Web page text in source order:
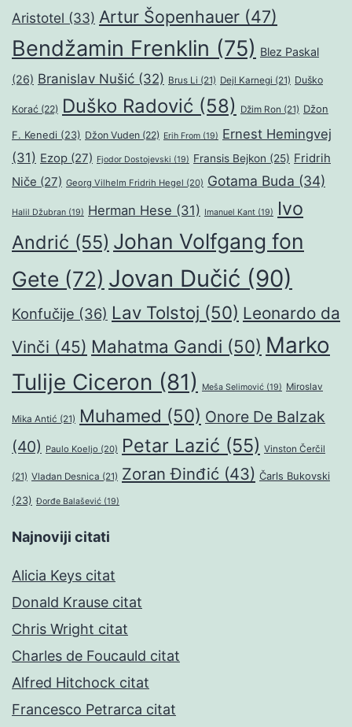
Aristotel (33) Artur Šopenhauer (47)
Bendžamin Frenklin (75) Blez Paskal
(26) Branislav Nušić (32) Brus Li (21) Dejl Karnegi (21) Duško
Korać (22) Duško Radović (58) Džim Ron (21) Džon
F. Kenedi (23) Džon Vuden (22) Erih From (19) Ernest Hemingvej
(31) Ezop (27) Fjodor Dostojevski (19) Fransis Bejkon (25) Fridrih
Niče (27) Georg Vilhelm Fridrih Hegel (20) Gotama Buda (34)
Halil Džubran (19) Herman Hese (31) Imanuel Kant (19)
Ivo
Andrić (55) Johan Volfgang fon
Gete (72) Jovan Dučić (90)
Konfučije (36) Lav Tolstoj (50) Leonardo da
Vinči (45) Mahatma Gandi (50) Marko
Tulije Ciceron (81) Meša Selimović (19) Miroslav
Mika Antić (21) Muhamed (50) Onore De Balzak
(40) Paulo Koeljo (20) Petar Lazić (55) Vinston Čerčil
(21) Vladan Desnica (21) Zoran Đinđić (43) Čarls Bukovski
(23) Đorđe Balašević (19)
Najnoviji citati
Alicia Keys citat
Donald Krause citat
Chris Wright citat
Charles de Foucauld citat
Alfred Hitchock citat
Francesco Petrarca citat